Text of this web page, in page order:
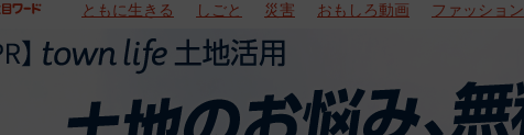
ともに生きる
しごと 災害 おもしろ動画 ファッション